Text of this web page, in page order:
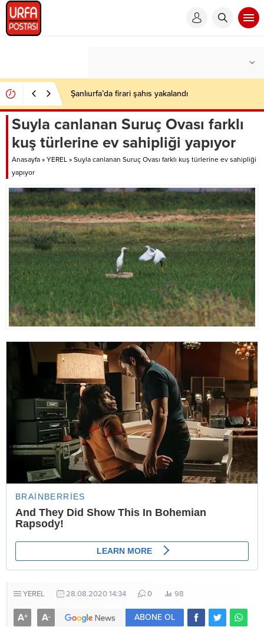
Şanlıurfa’da firari şahıs yakalandı
Suyla canlanan Suruç Ovası farklı
kuş türlerine ev sahipliği yapıyor
Anasayfa » YEREL » Suyla canlanan Suruç Ovası farklı kuş türlerine ev sahipliği
yapıyor
YEREL 28.08.2020 14:34 0 98
A+ A- ABONE OL